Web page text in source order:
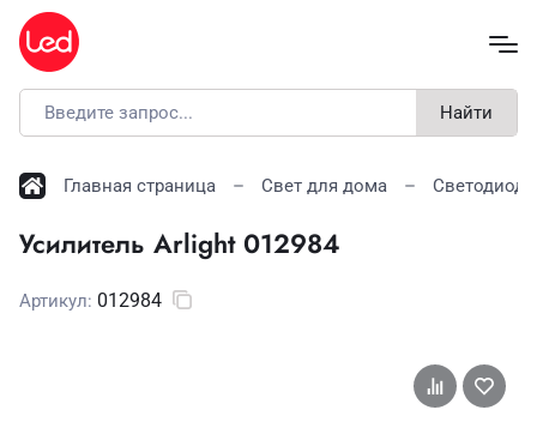
Найти
Главная страница Свет для дома
Усилитель Arlight 012984
Артикул: 012984